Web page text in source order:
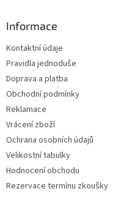
Informace
Kontaktní údaje
Pravidla jednoduše
Doprava a platba
Obchodní podmínky
Reklamace
Vrácení zboží
Ochrana osobních údajů
Velikostní tabulky
Hodnocení obchodu
Rezervace termínu zkoušky